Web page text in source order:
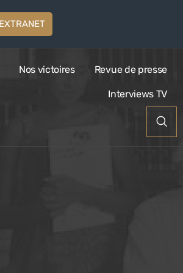
EXTRANET
Nos victoires Revue de presse
Interviews TV